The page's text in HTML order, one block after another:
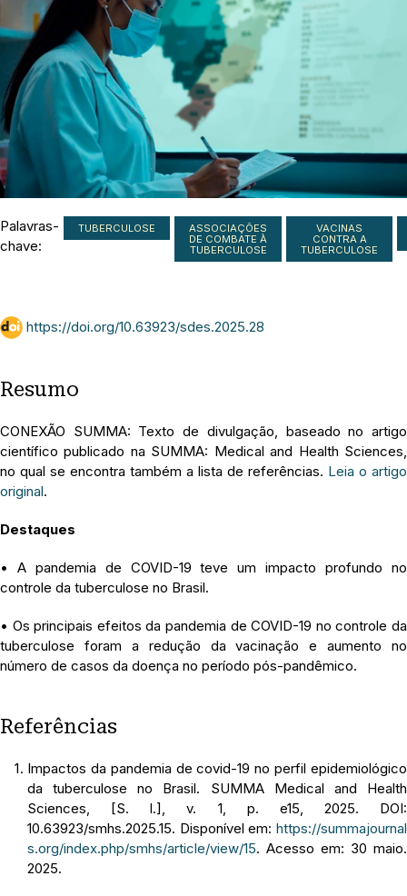
Palavras-
chave:
TUBERCULOSE
ASSOCIAÇÕES
DE COMBATE À
TUBERCULOSE
VACINAS
CONTRA A
TUBERCULOSE
https://doi.org/10.63923/sdes.2025.28
Resumo
CONEXÃO SUMMA: Texto de divulgação, baseado no artigo
científico publicado na SUMMA: Medical and Health Sciences,
no qual se encontra também a lista de referências. Leia o artigo
original.
Destaques
• A pandemia de COVID-19 teve um impacto profundo no
controle da tuberculose no Brasil.
• Os principais efeitos da pandemia de COVID-19 no controle da
tuberculose foram a redução da vacinação e aumento no
número de casos da doença no período pós-pandêmico.
Referências
Impactos da pandemia de covid-19 no perfil epidemiológico
da tuberculose no Brasil. SUMMA Medical and Health
Sciences, [S. l.], v. 1, p. e15, 2025. DOI:
10.63923/smhs.2025.15. Disponível em: https://summajournal
s.org/index.php/smhs/article/view/15. Acesso em: 30 maio.
2025.